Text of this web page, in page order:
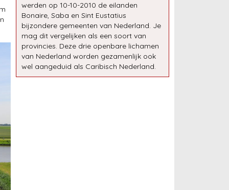
werden op 10-10-2010 de eilanden
Bonaire, Saba en Sint Eustatius
bijzondere gemeenten van Nederland. Je
mag dit vergelijken als een soort van
provincies. Deze drie openbare lichamen
van Nederland worden gezamenlijk ook
wel aangeduid als Caribisch Nederland.